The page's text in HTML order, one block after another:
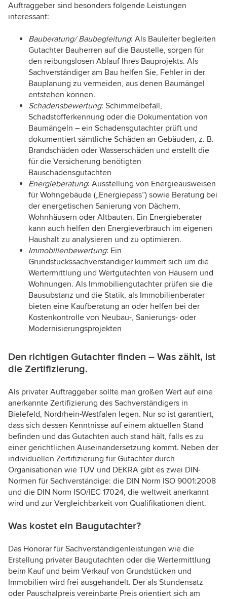
Auftraggeber sind besonders folgende Leistungen
interessant:
Bauberatung/ Baubegleitung: Als Bauleiter begleiten
Gutachter Bauherren auf die Baustelle, sorgen für
den reibungslosen Ablauf Ihres Bauprojekts. Als
Sachverständiger am Bau helfen Sie, Fehler in der
Bauplanung zu vermeiden, aus denen Baumängel
entstehen können.
Schadensbewertung: Schimmelbefall,
Schadstofferkennung oder die Dokumentation von
Baumängeln – ein Schadensgutachter prüft und
dokumentiert sämtliche Schäden an Gebäuden, z. B.
Brandschäden oder Wasserschäden und erstellt die
für die Versicherung benötigten
Bauschadensgutachten
Energieberatung: Ausstellung von Energieausweisen
für Wohngebäude („Energiepass”) sowie Beratung bei
der energetischen Sanierung von Dächern,
Wohnhäusern oder Altbauten. Ein Energieberater
kann auch helfen den Energieverbrauch im eigenen
Haushalt zu analysieren und zu optimieren.
Immobilienbewertung: Ein
Grundstückssachverständiger kümmert sich um die
Wertermittlung und Wertgutachten von Häusern und
Wohnungen. Als Immobiliengutachter prüfen sie die
Bausubstanz und die Statik, als Immobilienberater
bieten eine Kaufberatung an oder helfen bei der
Kostenkontrolle von Neubau-, Sanierungs- oder
Modernisierungsprojekten
Den richtigen Gutachter finden – Was zählt, ist
die Zertifizierung.
Als privater Auftraggeber sollte man großen Wert auf eine
anerkannte Zertifizierung des Sachverständigers in
Bielefeld, Nordrhein-Westfalen legen. Nur so ist garantiert,
dass sich dessen Kenntnisse auf einem aktuellen Stand
befinden und das Gutachten auch stand hält, falls es zu
einer gerichtlichen Auseinandersetzung kommt. Neben der
individuellen Zertifizierung für Gutachter durch
Organisationen wie TÜV und DEKRA gibt es zwei DIN-
Normen für Sachverständige: die DIN Norm ISO 9001:2008
und die DIN Norm ISO/IEC 17024, die weltweit anerkannt
wird und zur Vergleichbarkeit von Qualifikationen dient.
Was kostet ein Baugutachter?
Das Honorar für Sachverständigenleistungen wie die
Erstellung privater Baugutachten oder die Wertermittlung
beim Kauf und beim Verkauf von Grundstücken und
Immobilien wird frei ausgehandelt. Der als Stundensatz
oder Pauschalpreis vereinbarte Preis orientiert sich am